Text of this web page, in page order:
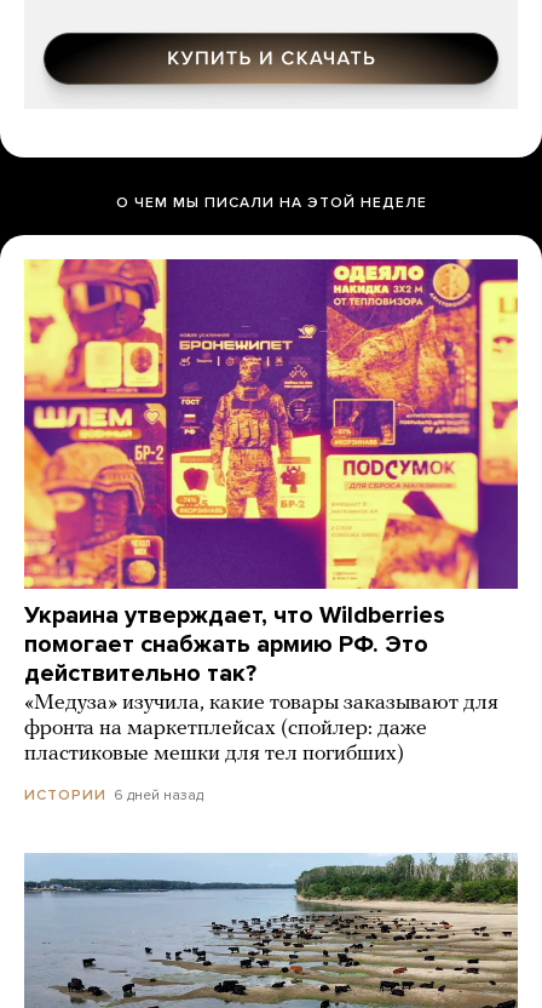
О ЧЕМ МЫ ПИСАЛИ НА ЭТОЙ НЕДЕЛЕ
Украина утверждает, что Wildberries
помогает снабжать армию РФ. Это
действительно так?
«Медуза» изучила, какие товары заказывают для
фронта на маркетплейсах (спойлер: даже
пластиковые мешки для тел погибших)
ИСТОРИИ 6 дней назад